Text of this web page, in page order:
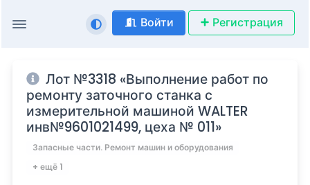
Войти Регистрация
Лот №3318 «Выполнение работ по
ремонту заточного станка с
измерительной машиной WALTER
инв№9601021499, цеха № 011»
Запасные части. Ремонт машин и оборудования
+ ещё 1